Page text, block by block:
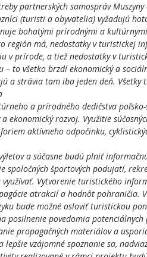
partnerských samospráv
(turisti a obyvatelia) vyžadujú
bohatými prírodnými a
región má, nedostatky v turistickej
v prírode, a tiež nedostatky v
to všetko brzdí ekonomický a
a strávia tam iba jeden deň. Všetky
a prírodného dedičstva poľsko-
rozvoj. Využitie
aktívneho odpočinku,
a súčasne budú plniť
športových podujatí,
Vytvorenie turistického
atrakcií a hodnôt pohraničia.
bude možné osloviť turistickou
posilnenie povedomia potenciálnych
propagačných materiálov a
vzájomné spoznanie sa,